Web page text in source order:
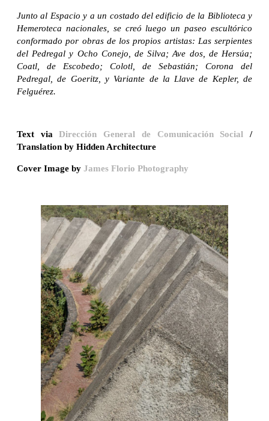
Junto al Espacio y a un costado del edificio de la Biblioteca y
Hemeroteca nacionales, se creó luego un paseo escultórico
conformado por obras de los propios artistas: Las serpientes
del Pedregal y Ocho Conejo, de Silva; Ave dos, de Hersúa;
Coatl, de Escobedo; Colotl, de Sebastián; Corona del
Pedregal, de Goeritz, y Variante de la Llave de Kepler, de
Felguérez.
Text viaDirección General de Comunicación Social /
Translation by Hidden Architecture
Cover Image by James Florio Photography